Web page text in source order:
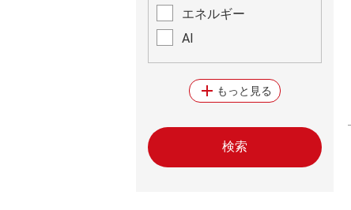
エネルギー
AI
add もっと見る